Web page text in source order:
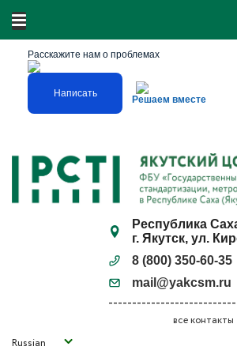
Двойные стандарты? Нарушено
Расскажите нам о проблемах
Написать
Решаем вместе
Республика
г. Якутск, ул.
8 (800) 350-60-35
mail@yakcsm.ru
все контакты
Russian